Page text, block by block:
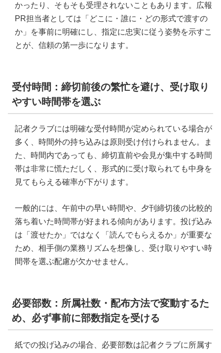
かったり、そもそも受理されないこともあります。広報
PR担当者としては「どこに・誰に・どの形式で渡すの
か」を事前に明確にし、指定に忠実に従う姿勢を示すこ
とが、信頼の第一歩になります。
受付時間：締切前後の繁忙を避け、受け取り
やすい時間帯を選ぶ
記者クラブには明確な受付時間が定められている場合が
多く、時間外の持ち込みは原則受け付けられません。ま
た、時間内であっても、締切直前や会見が集中する時間
帯は非常に慌ただしく、形式的に受け取られても中身を
見てもらえる確率が下がります。
一般的には、午前中の早い時間や、夕刊締切後の比較的
落ち着いた時間帯が好まれる傾向があります。投げ込み
は「渡せたか」ではなく「読んでもらえるか」が重要な
ため、相手側の業務リズムを想像し、受け取りやすい時
間帯を選ぶ配慮が欠かせません。
必要部数：所属社数・配布方法で変動するた
め、必ず事前に部数指定を受ける
紙での投げ込みの場合、必要部数は記者クラブに所属す